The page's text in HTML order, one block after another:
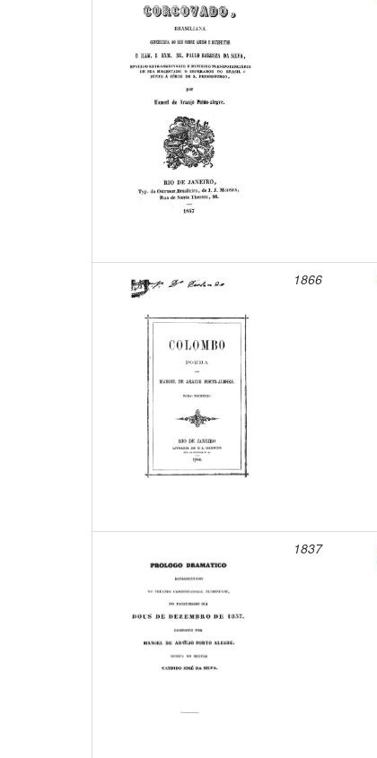
1866
1837